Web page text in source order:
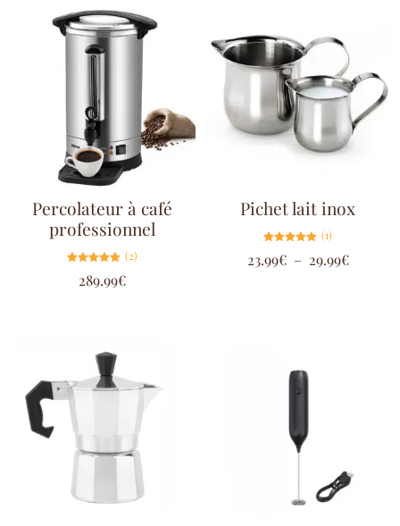
Percolateur à café
professionnel
5.00
sur 5
(2)
289.99€
Pichet lait inox
5.00
sur 5
(1)
23.99€ – 29.99€